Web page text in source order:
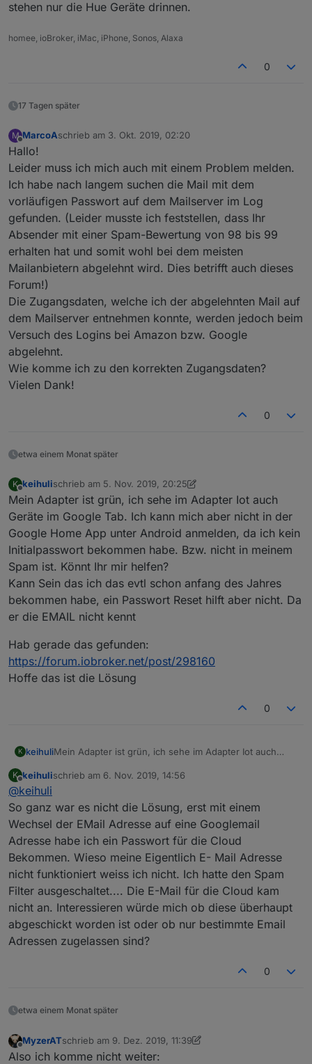
stehen nur die Hue Geräte drinnen.
homee, ioBroker, iMac, iPhone, Sonos, Alaxa
0
17 Tagen später
M
Offline
MarcoAschrieb am 3. Okt. 2019, 02:20
zuletzt editiert von
Hallo!
Leider muss ich mich auch mit einem Problem melden.
Ich habe nach langem suchen die Mail mit dem
vorläufigen Passwort auf dem Mailserver im Log
gefunden. (Leider musste ich feststellen, dass Ihr
Absender mit einer Spam-Bewertung von 98 bis 99
erhalten hat und somit wohl bei dem meisten
Mailanbietern abgelehnt wird. Dies betrifft auch dieses
Forum!)
Die Zugangsdaten, welche ich der abgelehnten Mail auf
dem Mailserver entnehmen konnte, werden jedoch beim
Versuch des Logins bei Amazon bzw. Google
abgelehnt.
Wie komme ich zu den korrekten Zugangsdaten?
Vielen Dank!
0
etwa einem Monat später
K
Offline
keihulischrieb am 5. Nov. 2019, 20:25
zuletzt editiert von keihuli11. Mai 2019, 21:42
Mein Adapter ist grün, ich sehe im Adapter Iot auch
Geräte im Google Tab. Ich kann mich aber nicht in der
Google Home App unter Android anmelden, da ich kein
Initialpasswort bekommen habe. Bzw. nicht in meinem
Spam ist. Könnt Ihr mir helfen?
Kann Sein das ich das evtl schon anfang des Jahres
bekommen habe, ein Passwort Reset hilft aber nicht. Da
er die EMAIL nicht kennt
Hab gerade das gefunden:
https://forum.iobroker.net/post/298160
Hoffe das ist die Lösung
0
K keihuliMein Adapter ist grün, ich sehe im Adapter Iot auch
Google Home App unter Android anmelden, da ich kein
Spam ist. Könnt Ihr mir helfen?
Kann Sein das ich das evtl schon anfang des Jahres
bekommen habe, ein Passwort Reset hilft aber nicht. Da
er die EMAIL nicht kennt
Hab gerade das gefunden:
Hoffe das ist die Lösung
K
Offline
keihulischrieb am 6. Nov. 2019, 14:56
zuletzt editiert von
@keihuli
So ganz war es nicht die Lösung, erst mit einem
Wechsel der EMail Adresse auf eine Googlemail
Adresse habe ich ein Passwort für die Cloud
Bekommen. Wieso meine Eigentlich E- Mail Adresse
nicht funktioniert weiss ich nicht. Ich hatte den Spam
Filter ausgeschaltet.... Die E-Mail für die Cloud kam
nicht an. Interessieren würde mich ob diese überhaupt
abgeschickt worden ist oder ob nur bestimmte Email
Adressen zugelassen sind?
0
etwa einem Monat später
Offline
MyzerATschrieb am 9. Dez. 2019, 11:39
zuletzt editiert von MyzerAT12. Sept. 2019, 12:59
Also ich komme nicht weiter: